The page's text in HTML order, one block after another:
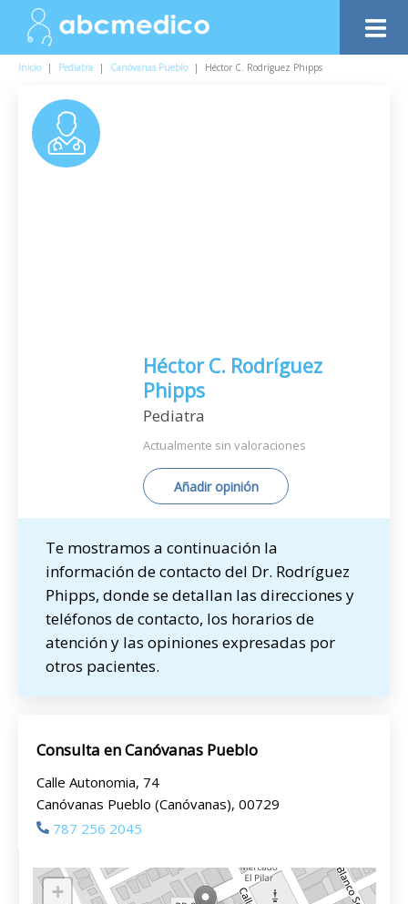
Inicio | Pediatra | Canóvanas Pueblo | Héctor C. Rodríguez Phipps
Héctor C. Rodríguez
Phipps
Pediatra
Actualmente sin valoraciones
Añadir opinión
Te mostramos a continuación la
información de contacto del Dr. Rodríguez
Phipps, donde se detallan las direcciones y
teléfonos de contacto, los horarios de
atención y las opiniones expresadas por
otros pacientes.
Consulta en Canóvanas Pueblo
Calle Autonomia, 74
Canóvanas Pueblo (Canóvanas), 00729
787 256 2045
+